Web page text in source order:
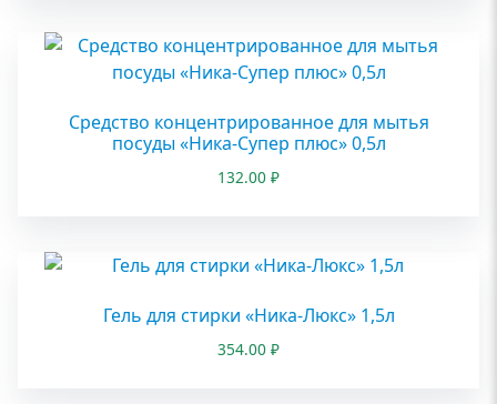
Средство концентрированное для мытья
посуды «Ника-Супер плюс» 0,5л
132.00 ₽
Гель для стирки «Ника-Люкс» 1,5л
354.00 ₽